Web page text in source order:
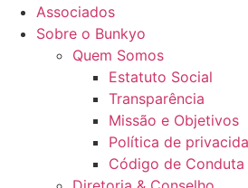
Associados
Sobre o Bunkyo
Quem Somos
Estatuto Social
Transparência
Missão e Objetivos
Política de
Código de Conduta